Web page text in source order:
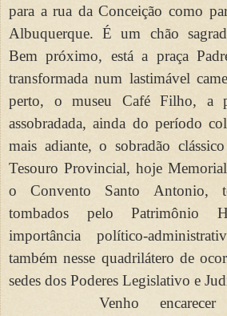
para a rua da Conceição como
Albuquerque. É um chão
Bem próximo, está a praça
transformada num lastimável
perto, o museu Café Filho, a
assobradada, ainda do período
mais adiante, o sobradão
Tesouro Provincial, hoje
o Convento Santo Antonio,
tombados pelo Patrimônio
importância político-
também nesse quadrilátero de
sedes dos Poderes Legislativo e
Venho